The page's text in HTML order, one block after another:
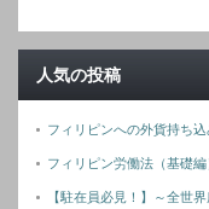
人気の投稿
フィリピンへの外貨持ち
フィリピン労働法（基礎
【駐在員必見！】～全世